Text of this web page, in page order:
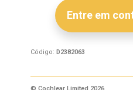
Entre em
Código: D2382063